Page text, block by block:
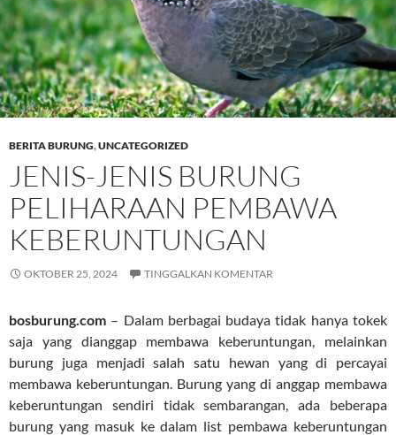
BERITA BURUNG,UNCATEGORIZED
JENIS-JENIS BURUNG
PELIHARAAN PEMBAWA
KEBERUNTUNGAN
OKTOBER 25, 2024 TINGGALKAN KOMENTAR
bosburung.com – Dalam berbagai budaya tidak hanya tokek
saja yang dianggap membawa keberuntungan, melainkan
burung juga menjadi salah satu hewan yang di percayai
membawa keberuntungan. Burung yang di anggap membawa
keberuntungan sendiri tidak sembarangan, ada beberapa
burung yang masuk ke dalam list pembawa keberuntungan